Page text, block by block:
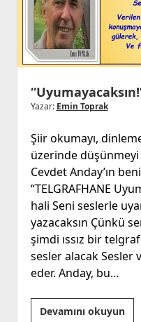
Yazar: Emin Toprak
Şiir okumayı,
üzerinde
Cevdet Anday’ın
“TELGRAFHANE
hali Seni seslerle
yazacaksın Çünkü
şimdi ıssız bir
sesler alacak Sesler
eder. Anday, bu…
Devamını okuyun